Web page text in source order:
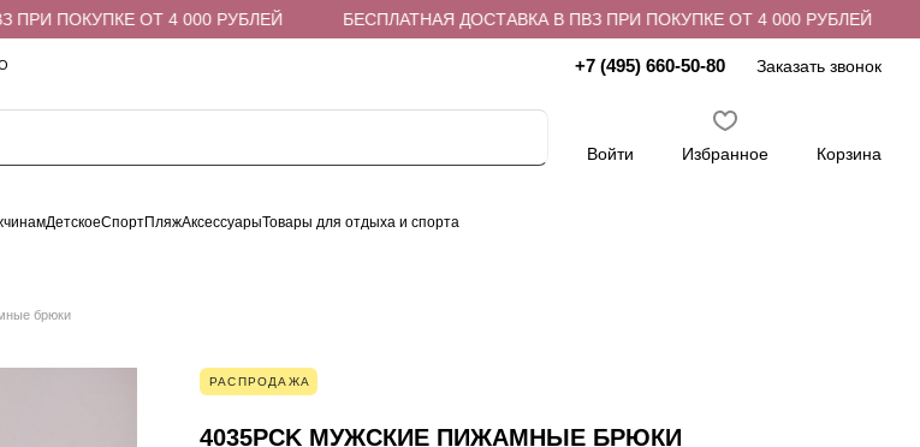
ПОКУПКЕ ОТ 4 000 РУБЛЕЙ БЕСПЛАТНАЯ ДОСТАВКА В ПВЗ ПРИ ПОКУПКЕ ОТ 4 000 РУБЛЕЙ
+7 (495) 660-50-80 Заказать звонок
Войти Избранное Корзина
ДетскоеСпортПляжАксессуарыТовары для отдыха и спорта
брюки
РАСПРОДАЖА
4035PCK МУЖСКИЕ ПИЖАМНЫЕ БРЮКИ